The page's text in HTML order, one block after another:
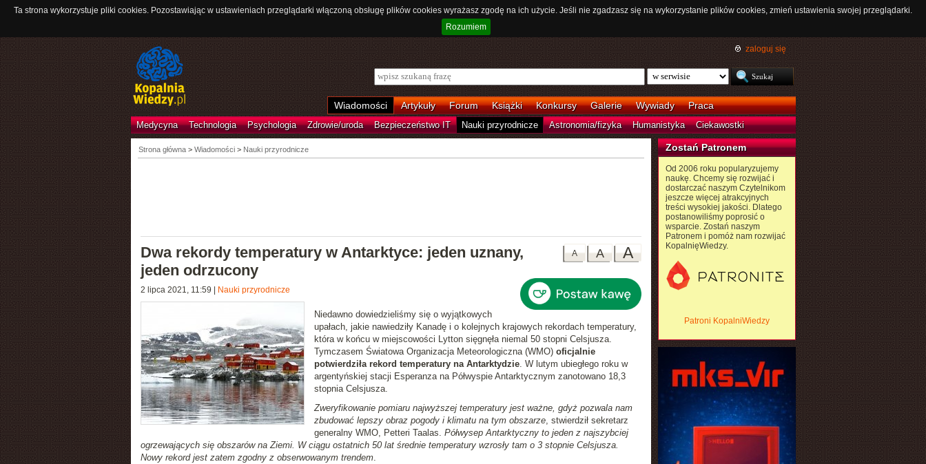
Ta strona wykorzystuje pliki cookies. Pozostawiając w ustawieniach przeglądarki włączoną obsługę plików cookies wyrażasz zgodę na ich użycie. Jeśli nie zgadzasz się na wykorzystanie plików cookies, zmień ustawienia swojej przeglądarki.
Rozumiem
zaloguj się
Wiadomości Artykuły Forum Książki Konkursy Galerie Wywiady Praca
Medycyna Technologia Psychologia Zdrowie/uroda Bezpieczeństwo IT Nauki przyrodnicze Astronomia/fizyka Humanistyka Ciekawostki
Strona główna> Wiadomości > Nauki przyrodnicze
A
A
A
Dwa rekordy temperatury w Antarktyce: jeden uznany,
jeden odrzucony
2 lipca 2021, 11:59 Nauki przyrodnicze
Niedawno dowiedzieliśmy się o wyjątkowych
upałach, jakie nawiedziły Kanadę i o kolejnych krajowych rekordach temperatury,
która w końcu w miejscowości Lytton sięgnęła niemal 50 stopni Celsjusza.
Tymczasem Światowa Organizacja Meteorologiczna (WMO) oficjalnie
potwierdziła rekord temperatury na Antarktydzie. W lutym ubiegłego roku w
argentyńskiej stacji Esperanza na Półwyspie Antarktycznym zanotowano 18,3
stopnia Celsjusza.
Zweryfikowanie pomiaru najwyższej temperatury jest ważne, gdyż pozwala nam
zbudować lepszy obraz pogody i klimatu na tym obszarze, stwierdził sekretarz
generalny WMO, Petteri Taalas. Półwysep Antarktyczny to jeden z najszybciej
ogrzewających się obszarów na Ziemi. W ciągu ostatnich 50 lat średnie temperatury wzrosły tam o 3 stopnie Celsjusza.
Nowy rekord jest zatem zgodny z obserwowanym trendem.
Zostań Patronem
Od 2006 roku popularyzujemy
naukę. Chcemy się rozwijać i
dostarczać naszym Czytelnikom
jeszcze więcej atrakcyjnych
treści wysokiej jakości. Dlatego
postanowiliśmy poprosić o
wsparcie. Zostań naszym
Patronem i pomóż nam rozwijać
KopalnięWiedzy.
Patroni KopalniWiedzy